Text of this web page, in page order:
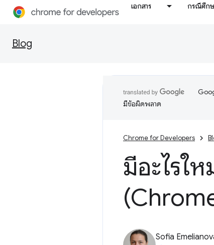
เอกสาร กรณีศึก
Blog
มีข้อผิดพลาด
Chrome for Developers
มีอะไรใ
Sofia